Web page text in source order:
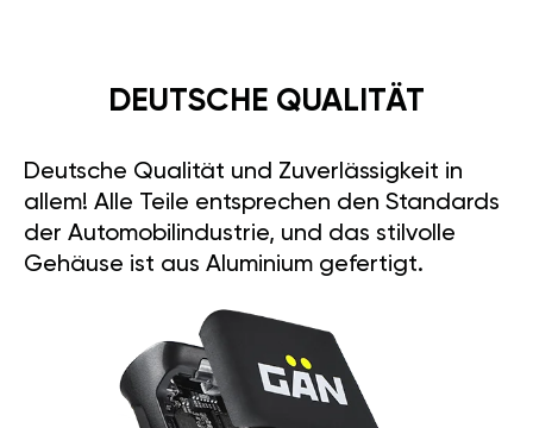
DEUTSCHE QUALITÄT
Deutsche Qualität und Zuverlässigkeit in
allem! Alle Teile entsprechen den Standards
der Automobilindustrie, und das stilvolle
Gehäuse ist aus Aluminium gefertigt.